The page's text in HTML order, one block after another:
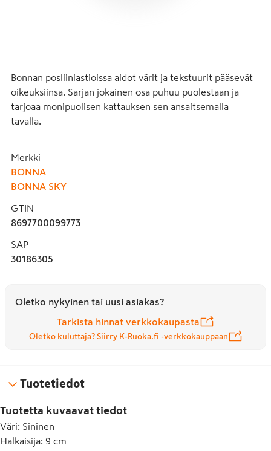
Bonnan posliiniastioissa aidot värit ja tekstuurit pääsevät
oikeuksiinsa. Sarjan jokainen osa puhuu puolestaan ja
tarjoaa monipuolisen kattauksen sen ansaitsemalla
tavalla.
Merkki
BONNA
BONNA SKY
GTIN
8697700099773
SAP
30186305
Oletko nykyinen tai uusi asiakas?
Tarkista hinnat verkkokaupasta
Oletko kuluttaja? Siirry K-Ruoka.fi -verkkokauppaan
Tuotetiedot
Tuotetta kuvaavat tiedot
Väri: Sininen
Halkaisija: 9 cm